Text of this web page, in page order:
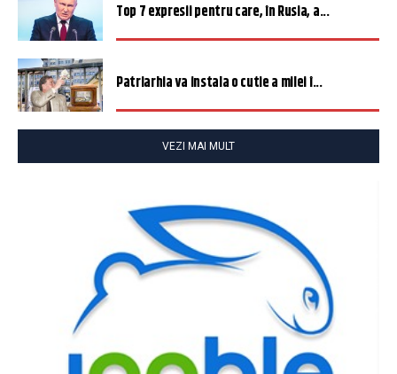
Top 7 expresii pentru care, în Rusia, a...
Patriarhia va instala o cutie a milei î...
VEZI MAI MULT